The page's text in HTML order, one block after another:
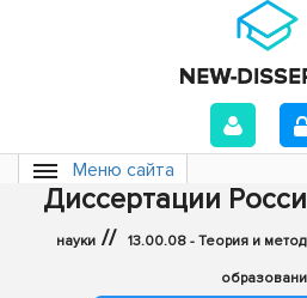
Меню сайта
Диссертации
науки // 13.00.08 - Теория и